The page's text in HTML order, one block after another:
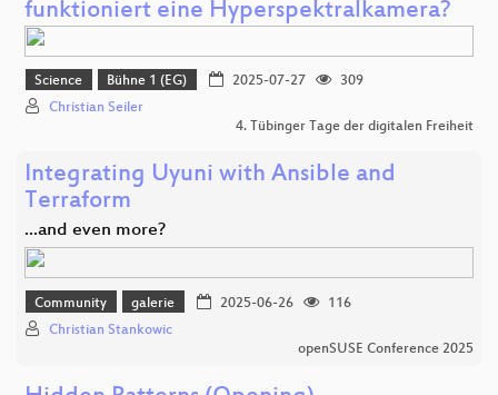
funktioniert eine Hyperspektralkamera?
Science Bühne 1 (EG) 2025-07-27
309
Christian Seiler
4. Tübinger Tage der digitalen Freiheit
Integrating Uyuni with Ansible and
Terraform
...and even more?
Community galerie 2025-06-26
116
Christian Stankowic
openSUSE Conference 2025